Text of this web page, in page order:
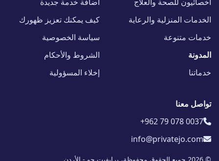
الخدمات المنزلية والرعاية
خدمات متنوعة
المدونة
خدماتنا
كيف يمكنك تعزيز ظهورك
سياسة الخصوصية
الشروط والأحكام
إخلاء المسؤولية
تواصل معنا
+962 79 078 0037
info@privatejo.com